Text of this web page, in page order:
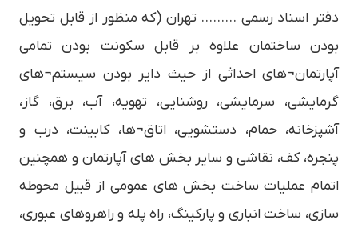
دفتر اسناد رسمی ……… تهران (که منظور از قابل تحویل
بودن ساختمان علاوه بر قابل سکونت بودن تمامی
آپارتمان¬های احداثی از حیث دایر بودن سیستم¬های
گرمایشی، سرمایشی، روشنایی، تهویه، آب، برق، گاز،
آشپزخانه، حمام، دستشویی، اتاق¬ها، کابینت، درب و
پنجره، کف، نقاشی و سایر بخش های آپارتمان و همچنین
اتمام عملیات ساخت بخش های عمومی از قبیل محوطه
سازی، ساخت انباری و پارکینگ، راه پله و راهروهای عبوری،